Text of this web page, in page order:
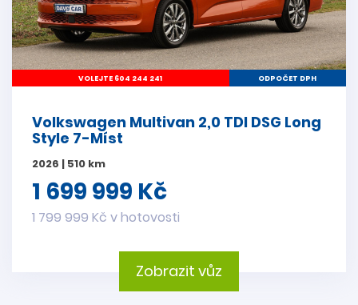
VOLEJTE 604 244 241 ODPOČET DPH
Volkswagen Multivan 2,0 TDI DSG Long
Style 7-Míst
2026 | 510 km
1 699 999 Kč
1 799 999 Kč v hotovosti
Zobrazit vůz